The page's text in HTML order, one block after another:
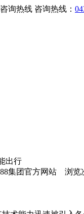
咨询热线：
出行
集团官方网站 浏览